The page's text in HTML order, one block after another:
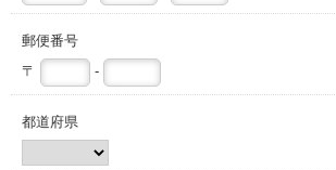
郵便番号
〒 -
都道府県